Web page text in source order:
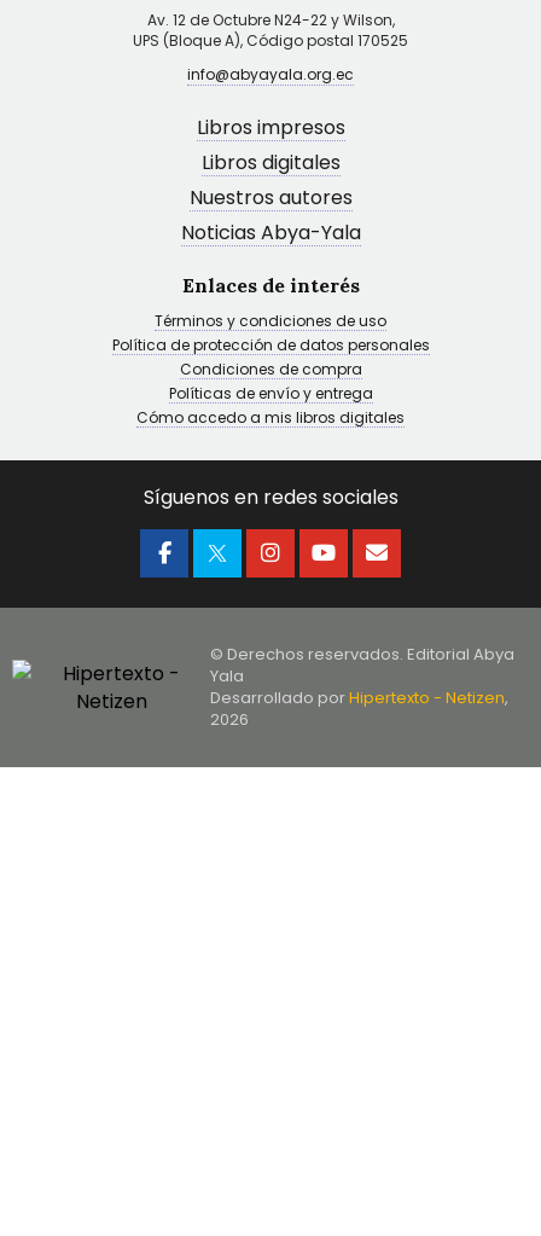
Av. 12 de Octubre N24-22 y Wilson,
UPS (Bloque A), Código postal 170525
info@abyayala.org.ec
Libros impresos
Libros digitales
Nuestros autores
Noticias Abya-Yala
Enlaces de interés
Términos y condiciones de uso
Política de protección de datos personales
Condiciones de compra
Políticas de envío y entrega
Cómo accedo a mis libros digitales
Síguenos en redes sociales
© Derechos reservados. Editorial Abya
Yala
Desarrollado porHipertexto - Netizen,
2026